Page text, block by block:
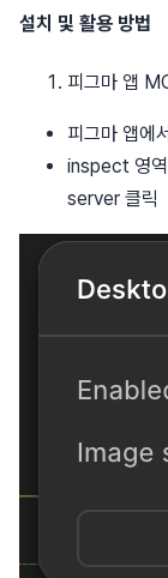
설치 및 활용 방법
피그마 앱
피그마 앱에
inspect 영
server 클릭